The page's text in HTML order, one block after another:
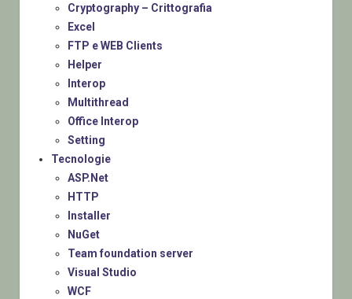
Cryptography – Crittografia
Excel
FTP e WEB Clients
Helper
Interop
Multithread
Office Interop
Setting
Tecnologie
ASP.Net
HTTP
Installer
NuGet
Team foundation server
Visual Studio
WCF